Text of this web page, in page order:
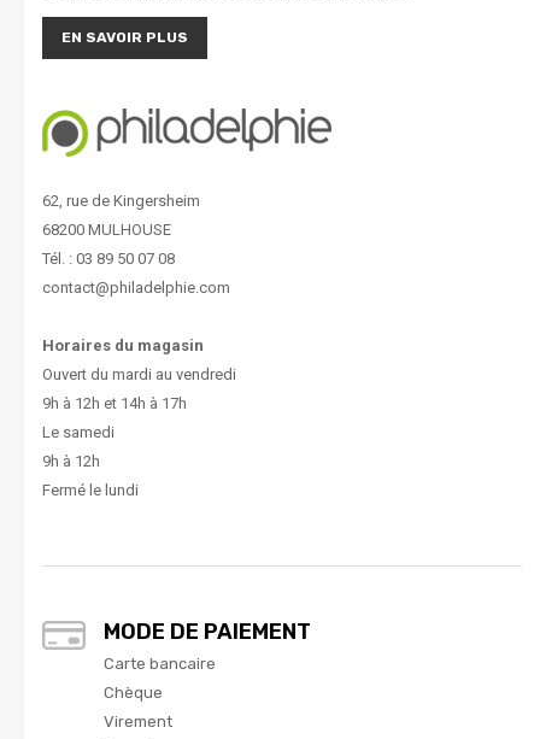
EN SAVOIR PLUS
62, rue de Kingersheim
68200 MULHOUSE
Tél. : 03 89 50 07 08
contact@philadelphie.com
Horaires du magasin
Ouvert du mardi au vendredi
9h à 12h et 14h à 17h
Le samedi
9h à 12h
Fermé le lundi
MODE DE PAIEMENT
Carte bancaire
Chèque
Virement